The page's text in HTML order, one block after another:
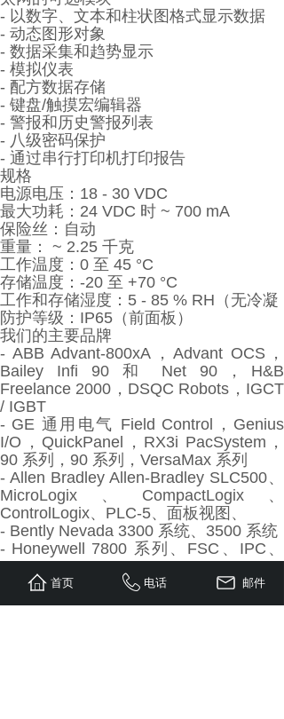
- 以数字、文本和柱状图格式显示数据
- 动态图形对象
- 数据采集和趋势显示
- 模拟仪表
- 配方数据存储
- 键盘/触摸宏编辑器
- 警报和历史警报列表
- 八级密码保护
- 通过串行打印机打印报告
规格
电源电压：18 - 30 VDC
最大功耗：24 VDC 时 ~ 700 mA
保险丝：自动
重量： ~ 2.25 千克
工作温度：0 至 45 °C
存储温度：-20 至 +70 °C
工作和存储湿度：5 - 85 % RH（无冷凝
防护等级：IP65（前面板）
我们的主要品牌
- ABB Advant-800xA，Advant OCS，
Bailey Infi 90 和 Net 90，H&B
Freelance 2000，DSQC Robots，IGCT
/ IGBT
- GE 通用电气 Field Control，Genius
I/O，QuickPanel，RX3i PacSystem，
90 系列，90 系列，VersaMax 系列
- Allen Bradley Allen-Bradley SLC500、
MicroLogix、CompactLogix、
ControlLogix、PLC-5、面板视图、
- Bently Nevada 3300 系统、3500 系统
- Honeywell 7800 系列、FSC、IPC、
Mxopen、TDC 2000、TDC 3000、
Experion PKS（C200、C300）
- 横河 Centum CS - Centum VP、
首页 电话 邮件